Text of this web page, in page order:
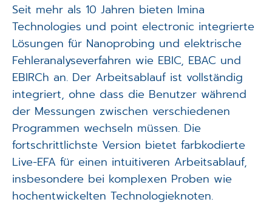
Seit mehr als 10 Jahren bieten Imina
Technologies und point electronic integrierte
Lösungen für Nanoprobing und elektrische
Fehleranalyseverfahren wie EBIC, EBAC und
EBIRCh an. Der Arbeitsablauf ist vollständig
integriert, ohne dass die Benutzer während
der Messungen zwischen verschiedenen
Programmen wechseln müssen. Die
fortschrittlichste Version bietet farbkodierte
Live-EFA für einen intuitiveren Arbeitsablauf,
insbesondere bei komplexen Proben wie
hochentwickelten Technologieknoten.